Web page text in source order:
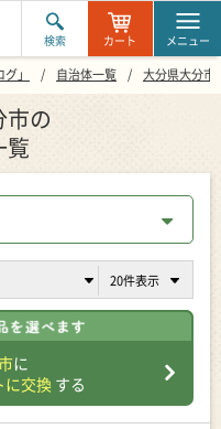
検索 カート メニュー
」 自治体一覧 大分県大分市
市の
覧
に
に交換する